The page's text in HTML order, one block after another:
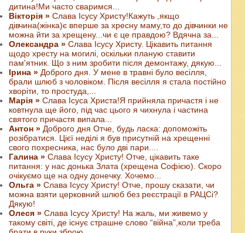
дитина!Ми часто сваримся...
Вікторія »Слава Ісусу Христу!Кажуть ,якщо
дівчина(жінка)є вперше за хресну маму,то до дівчинки не
можна йти за хрещену...чи є це правдою? Вдячна за...
Олександра »Слава Ісусу Христу. Цікавить питання
щодо хресту на могилі, оскільки планую ставити
пам'ятник. Що з ним зробити після демонтажу, дякую...
Ірина »Доброго дня. У мене в травні було весілля,
брали шлюб з чоловіком. Після весілля я стала постійно
хворіти, то простуда,...
Марія »Слава Ісуса Христа!Я прийняла причастя і не
ковтнула ще його, під час цього я чихнула і частина
святого причастя випала...
Антон »Доброго дня Отче, будь ласка: допоможіть
розібратися. Цієї неділі я був присутній на хрещенні
свого похресника, нас було дві пари....
Галина »Слава Ісусу Христу! Отче, цікавить таке
питання: у нас донька Злата (хрещена Софією). Скоро
очікуємо ще на одну донечку. Хочемо...
Ольга »Слава Ісусу Христу! Отче, прошу сказати, чи
можна взяти церковний шлюб без реєстрації в РАЦСі?
Дякую!
Олеся »Слава Ісусу Христу! На жаль, ми живемо у
такому світі, де існує страшне слово “війна”,коли треба